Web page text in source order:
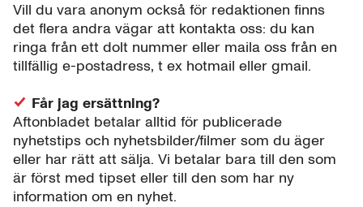
Vill du vara anonym också för redaktionen finns
det flera andra vägar att kontakta oss: du kan
ringa från ett dolt nummer eller maila oss från en
tillfällig e-postadress, t ex hotmail eller gmail.
Får jag ersättning?
Aftonbladet betalar alltid för publicerade
nyhetstips och nyhetsbilder/filmer som du äger
eller har rätt att sälja. Vi betalar bara till den som
är först med tipset eller till den som har ny
information om en nyhet.